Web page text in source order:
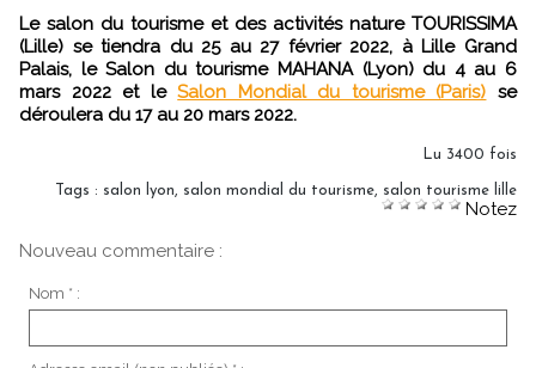
Le salon du tourisme et des activités nature TOURISSIMA
(Lille) se tiendra du 25 au 27 février 2022, à Lille Grand
Palais, le Salon du tourisme MAHANA (Lyon) du 4 au 6
mars 2022 et le Salon Mondial du tourisme (Paris) se
déroulera du 17 au 20 mars 2022.
Lu 3400 fois
Tags : salon lyon, salon mondial du tourisme, salon tourisme lille
Notez
Nouveau commentaire :
Nom * :